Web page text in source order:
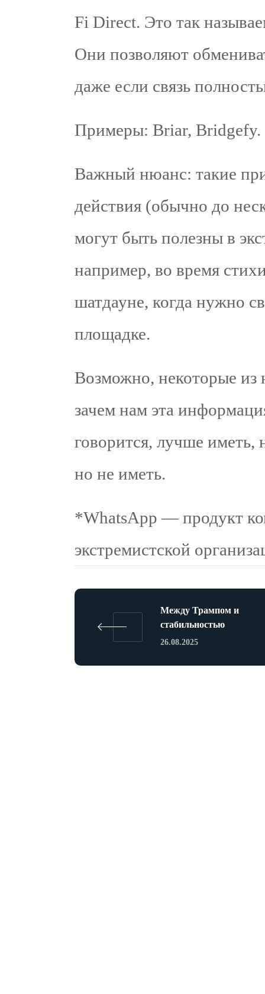
Fi Direct. Это так
Они позволяют
даже если связь
Примеры: Briar, Bridgefy.
Важный нюанс: такие
действия (обычно до
могут быть полезны в
например, во время
шатдауне, когда нужно
площадке.
Возможно, некоторые из
зачем нам эта
говорится, лучше иметь,
но не иметь.
*WhatsApp — продукт
экстремистской
Между Трампом и
стабильностью
26.08.2025